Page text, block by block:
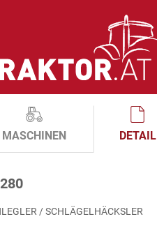
MASCHINEN DETAIL
/ SCHLÄGELHÄCKSLER